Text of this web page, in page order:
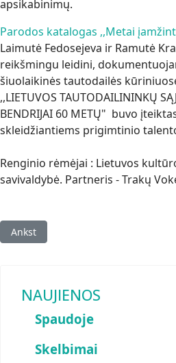
apsikabinimų.
Parodos katalogas ,,Metai
Laimutė Fedosejeva ir Ramutė
reikšmingu leidini,
šiuolaikinės tautodailės
,,LIETUVOS TAUTODAILININKŲ
BENDRIJAI 60 METŲ" buvo
skleidžiantiems prigimtinio
Renginio rėmėjai : Lietuvos
savivaldybė. Partneris - Trakų
Ankstesnis straipsnis: „Spalva ir
Ankst
NAUJIENOS
Spaudoje
Skelbimai